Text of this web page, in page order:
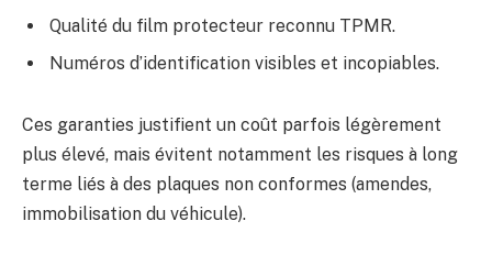
Qualité du film protecteur reconnu TPMR.
Numéros d’identification visibles et incopiables.
Ces garanties justifient un coût parfois légèrement
plus élevé, mais évitent notamment les risques à long
terme liés à des plaques non conformes (amendes,
immobilisation du véhicule).